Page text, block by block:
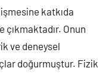
katkıda
Onun
ve deneysel
doğurmuştur. Fizik